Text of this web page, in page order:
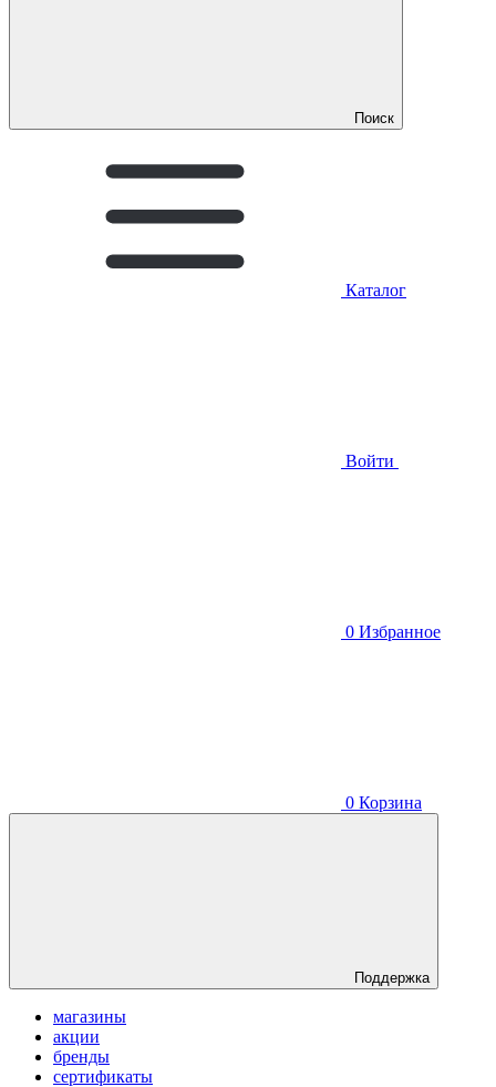
Поиск
Каталог
Войти
0 Избранное
0 Корзина
Поддержка
магазины
акции
бренды
сертификаты